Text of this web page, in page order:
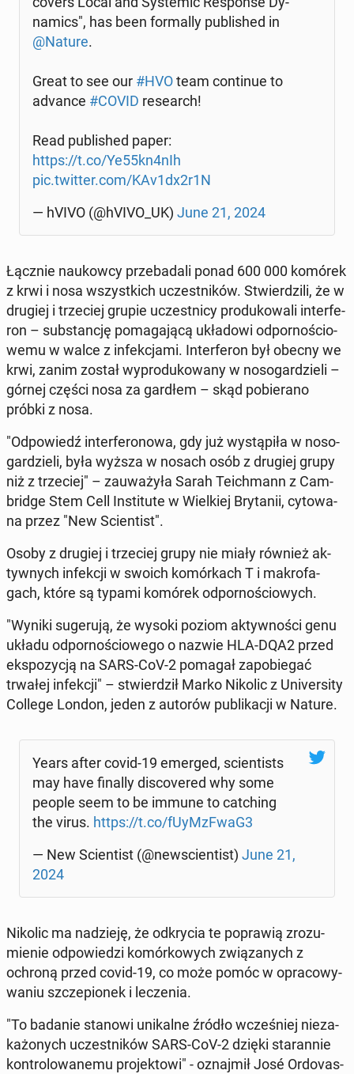
na­mics", has been for­mal­ly pu­bli­shed in
@Nature.
Great to see our #HVOteam con­ti­nue to
advance #COVID re­se­arch!
Read pu­bli­shed paper:
https://t.co/Ye55kn4nIh
pic.twitter.com/KAv1dx2r1N
— hVIVO (@hVIVO_UK) June 21, 2024
Łącznie na­ukow­cy prze­ba­da­li ponad 600 000 komórek
z krwi i nosa wszyst­kich uczest­ni­ków. Stwier­dzi­li, że w
drugiej i trze­ciej grupie uczest­ni­cy pro­du­ko­wa­li in­ter­fe­
ron – sub­stan­cję po­ma­ga­ją­cą ukła­do­wi od­por­no­ścio­
we­mu w walce z in­fek­cja­mi. In­ter­fe­ron był obecny we
krwi, zanim został wy­pro­du­ko­wa­ny w no­so­gar­dzie­li –
górnej części nosa za gardłem – skąd po­bie­ra­no
próbki z nosa.
"Od­po­wiedź in­ter­fe­ro­no­wa, gdy już wy­stą­pi­ła w no­so­
gar­dzie­li, była wyższa w nosach osób z drugiej grupy
niż z trze­ciej" – za­uwa­ży­ła Sarah Te­ich­mann z Cam­
brid­ge Stem Cell In­sti­tu­te w Wiel­kiej Bry­ta­nii, cy­to­wa­
na przez "New Scien­tist".
Osoby z drugiej i trze­ciej grupy nie miały również ak­
tyw­nych in­fek­cji w swoich ko­mór­kach T i ma­kro­fa­
gach, które są typami komórek od­por­no­ścio­wych.
"Wyniki su­ge­ru­ją, że wysoki poziom ak­tyw­no­ści genu
układu od­por­no­ścio­we­go o nazwie HLA-DQA2 przed
eks­po­zy­cją na SARS-CoV-2 pomagał za­po­bie­gać
trwałej in­fek­cji" – stwier­dził Marko Nikolic z Uni­ver­si­ty
College London, jeden z autorów pu­bli­ka­cji w Nature.
Years after covid-19 emerged, scien­ti­sts
may have finally di­sco­ve­red why some
people seem to be immune to cat­ching
the virus. https://t.co/fUyMz­FwaG3
— New Scien­tist (@new­scien­tist) June 21,
2024
Nikolic ma na­dzie­ję, że od­kry­cia te po­pra­wią zro­zu­
mie­nie od­po­wie­dzi ko­mór­ko­wych zwią­za­nych z
ochroną przed covid-19, co może pomóc w opra­co­wy­
wa­niu szcze­pio­nek i le­cze­nia.
"To badanie stanowi uni­kal­ne źródło wcze­śniej nie­za­
ka­żo­nych uczest­ni­ków SARS-CoV-2 dzięki sta­ran­nie
kon­tro­lo­wa­ne­mu pro­jek­to­wi" - oznaj­mił José Ordovas-